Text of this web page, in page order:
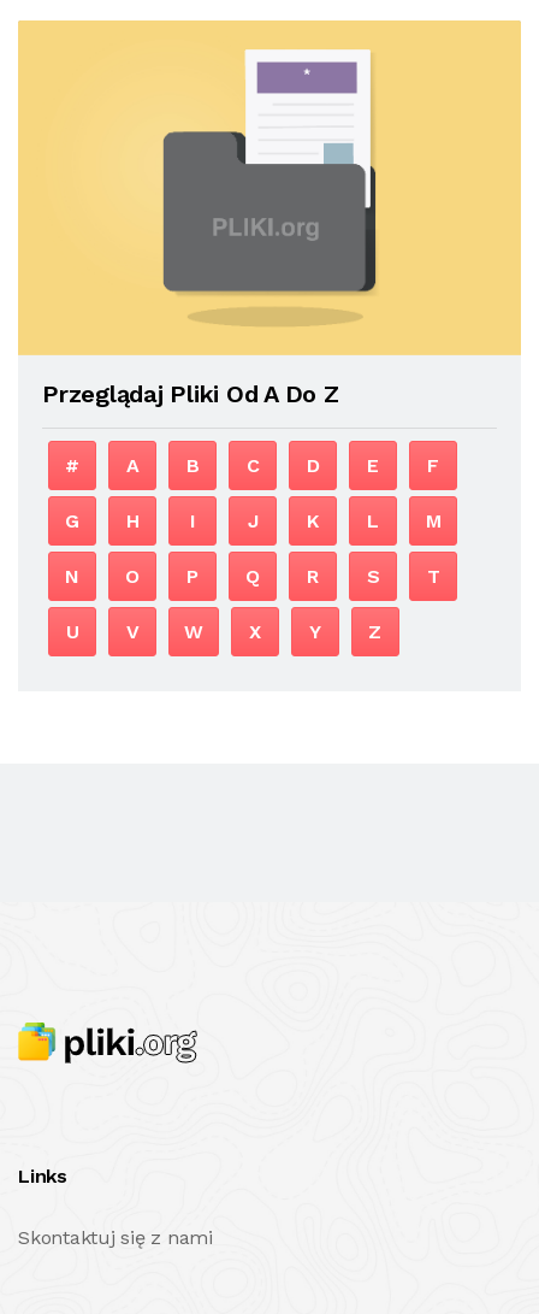
Przeglądaj Pliki Od A Do Z
# A B C D E F
G H I J K L M
N O P Q R S T
U V W X Y Z
Links
Skontaktuj się z nami